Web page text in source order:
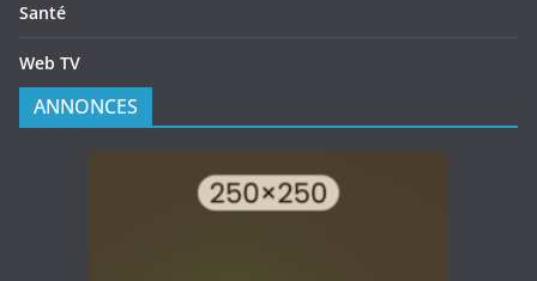
Santé
Web TV
ANNONCES